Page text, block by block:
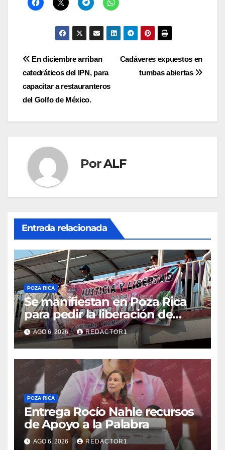
Navegación
de
entradas
Cadáveres expuestos en
tumbas abiertas
En diciembre arriban
catedráticos del IPN, para
capacitar a restauranteros
del Golfo de México.
PorALF
Entrada relacionada
POZA RICA
Se manifiestan en Poza Rica
para pedir la liberación de
Danna Yanina y el
esclarecimiento del caso
Dafne
AGO 6, 2026 REDACTOR1
POZA RICA
Entrega Rocío Nahle recursos
de Apoyo a la Palabra
AGO 6, 2026 REDACTOR1